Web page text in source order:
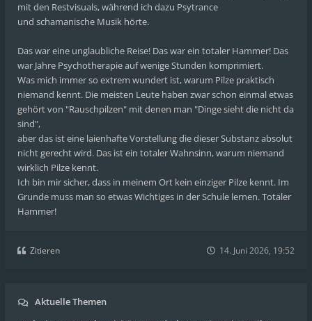
mit den Restvisuals, während ich dazu Psytrance
und schamanische Musik hörte.
Das war eine unglaubliche Reise! Das war ein totaler Hammer! Das
war Jahre Psychotherapie auf wenige Stunden komprimiert.
Was mich immer so extrem wundert ist, warum Pilze praktisch
niemand kennt. Die meisten Leute haben zwar schon einmal etwas
gehört von "Rauschpilzen" mit denen man "Dinge sieht die nicht da
sind",
aber das ist eine laienhafte Vorstellung die dieser Substanz absolut
nicht gerecht wird. Das ist ein totaler Wahnsinn, warum niemand
wirklich Pilze kennt.
Ich bin mir sicher, dass in meinem Ort kein einziger Pilze kennt. Im
Grunde muss man so etwas Wichtiges in der Schule lernen. Totaler
Hammer!
Zitieren 14. Juni 2026, 19:52
Aktuelle Themen